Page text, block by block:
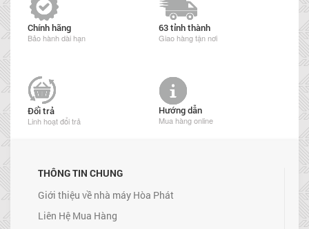
Chính hãng
Bảo hành dài hạn
63 tỉnh thành
Giao hàng tận nơi
Đổi trả
Linh hoạt đổi trả
Hướng dẫn
Mua hàng online
THÔNG TIN CHUNG
Giới thiệu về nhà máy Hòa Phát
Liên Hệ Mua Hàng